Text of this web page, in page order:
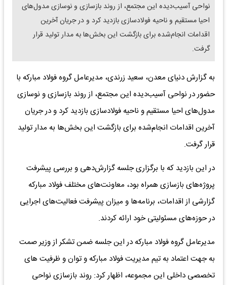
نواحی آسیب‌دیده این مجتمع، از روند بازسازی و نوسازی مدول‌های
احیا مستقیم و ناحیه فولادسازی بازدید کرد و در جریان آخرین
اقدامات انجام‌شده برای بازگشت این بخش‌ها به مدار تولید قرار
گرفت.
به گزارش دنیای معدن، سعید زرندی، مدیرعامل گروه فولاد مبارکه با
حضور در نواحی آسیب‌دیده این مجتمع، از روند بازسازی و نوسازی
مدول‌های احیا مستقیم و ناحیه فولادسازی بازدید کرد و در جریان
آخرین اقدامات انجام‌شده برای بازگشت این بخش‌ها به مدار تولید
قرار گرفت.
در این بازدید که با برگزاری جلسه گزارش‌دهی و بررسی پیشرفت
پروژه‌های بازسازی همراه بود، معاونت‌های مختلف فولاد مبارکه
گزارشی از اقدامات، برنامه‌ها و میزان پیشرفت فعالیت‌های اجرایی
در حوزه‌های مسئولیتی خود ارائه کردند.
مدیرعامل گروه فولاد مبارکه در این جلسه ضمن تشکر از وزیر صمت
به جهت اعتماد به تیم مدیریت فولاد مبارکه و توان و ظرفیت های
تخصصی داخلی این مجموعه، اظهار کرد: روند بازسازی نواحی